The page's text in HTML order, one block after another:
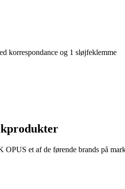
korrespondance og 1 sløjfeklemme
et af de førende brands på